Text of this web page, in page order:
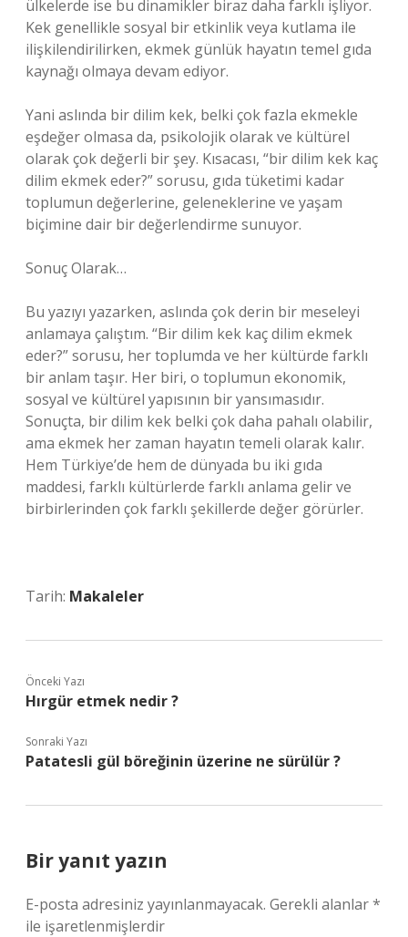
ülkelerde ise bu dinamikler biraz daha farklı işliyor.
Kek genellikle sosyal bir etkinlik veya kutlama ile
ilişkilendirilirken, ekmek günlük hayatın temel gıda
kaynağı olmaya devam ediyor.
Yani aslında bir dilim kek, belki çok fazla ekmekle
eşdeğer olmasa da, psikolojik olarak ve kültürel
olarak çok değerli bir şey. Kısacası, “bir dilim kek kaç
dilim ekmek eder?” sorusu, gıda tüketimi kadar
toplumun değerlerine, geleneklerine ve yaşam
biçimine dair bir değerlendirme sunuyor.
Sonuç Olarak…
Bu yazıyı yazarken, aslında çok derin bir meseleyi
anlamaya çalıştım. “Bir dilim kek kaç dilim ekmek
eder?” sorusu, her toplumda ve her kültürde farklı
bir anlam taşır. Her biri, o toplumun ekonomik,
sosyal ve kültürel yapısının bir yansımasıdır.
Sonuçta, bir dilim kek belki çok daha pahalı olabilir,
ama ekmek her zaman hayatın temeli olarak kalır.
Hem Türkiye’de hem de dünyada bu iki gıda
maddesi, farklı kültürlerde farklı anlama gelir ve
birbirlerinden çok farklı şekillerde değer görürler.
Tarih: Makaleler
Önceki Yazı
Hırgür etmek nedir ?
Sonraki Yazı
Patatesli gül böreğinin üzerine ne sürülür ?
Bir yanıt yazın
E-posta adresiniz yayınlanmayacak. Gerekli alanlar*
ile işaretlenmişlerdir